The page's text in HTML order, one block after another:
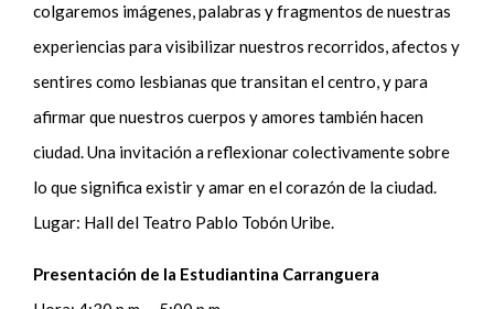
colgaremos imágenes, palabras y fragmentos de nuestras
experiencias para visibilizar nuestros recorridos, afectos y
sentires como lesbianas que transitan el centro, y para
afirmar que nuestros cuerpos y amores también hacen
ciudad. Una invitación a reflexionar colectivamente sobre
lo que significa existir y amar en el corazón de la ciudad.
Lugar: Hall del Teatro Pablo Tobón Uribe.
Presentación de la Estudiantina Carranguera